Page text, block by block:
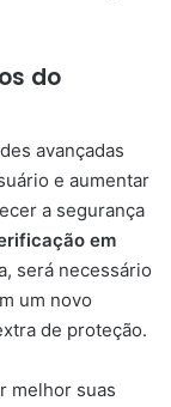
do
avançadas
e aumentar
a segurança
em
será necessário
um novo
de proteção.
melhor suas